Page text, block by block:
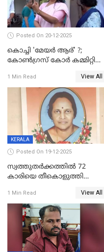
Posted On 20-12-2025
കൊച്ചി 'മേയർ ആര്' ?;
കോണ്‍ഗ്രസ് കോര്‍ കമ്മിറ്റി
1 Min Read View All
KERALA
Posted On 19-12-2025
സ്വത്തുതര്‍ക്കത്തില്‍ 72
കാരിയെ തീകൊളുത്തി
ക്രൂരകൊലപാതകത്തില്‍
സഹോദരിപുത്രന്
1 Min Read View All